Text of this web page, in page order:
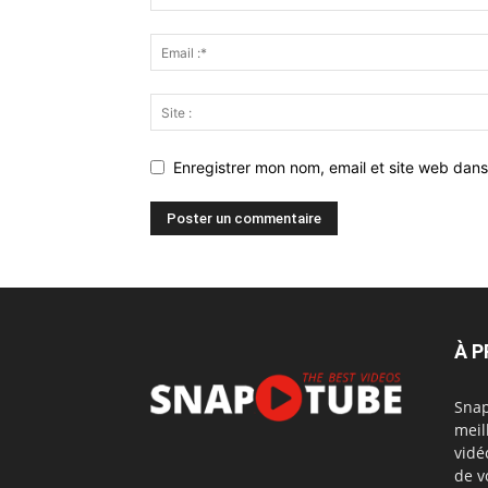
Enregistrer mon nom, email et site web
À
de